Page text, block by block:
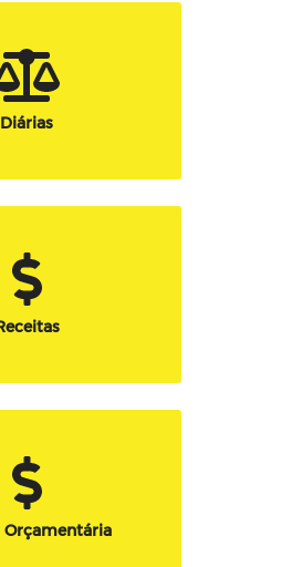
Diárias
Orçamentária